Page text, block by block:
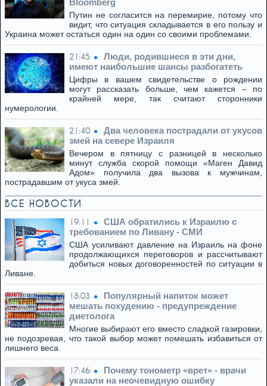
Bloomberg
Путин не согласится на перемирие, потому что
видит, что ситуация складывается в его пользу и
Украина может остаться один на один со своими проблемами.
21:45
Люди, родившиеся в эти дни,
имеют наибольшие шансы разбогатеть
Цифры в вашем свидетельстве о рождении
могут рассказать больше, чем кажется – по
крайней мере, так считают сторонники
нумерологии.
21:40
Два человека пострадали от укусов
змей на севере Израиля
Вечером в пятницу с разницей в несколько
минут служба скорой помощи «Маген Давид
Адом» получила два вызова к мужчинам,
пострадавшим от укуса змей.
ВСЕ НОВОСТИ
19:11
США обратились к Израилю с
требованием по Ливану - СМИ
США усиливают давление на Израиль на фоне
продолжающихся переговоров и рассчитывают
добиться новых договоренностей по ситуации в
Ливане.
18:03
Популярный напиток может
мешать похудению - предупреждение
диетолога
Многие выбирают его вместо сладкой газировки,
не подозревая, что такой выбор может помешать избавиться от
лишнего веса.
17:46
Почему тонометр «врет» - врачи
указали на неочевидную ошибку